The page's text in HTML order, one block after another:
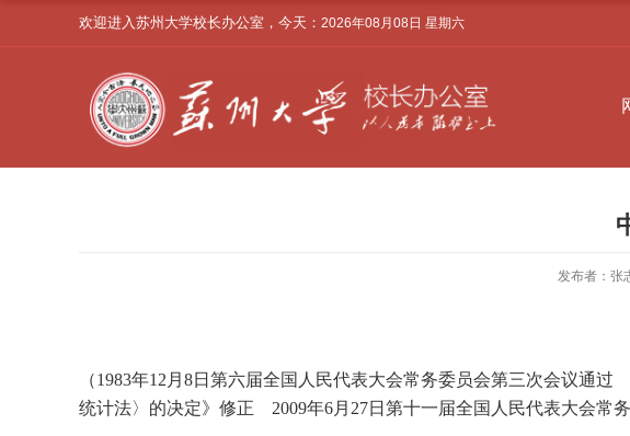
欢迎进入苏州大学校长办公室，今天： 2026年08月08日 星期六
发布者：张
（1983年12 月 8日第六届全国人民代表大会常务委员会第三次会议通过
统计法〉的决定》修正 2009年6月 27日第十一届全国人民代表大会常